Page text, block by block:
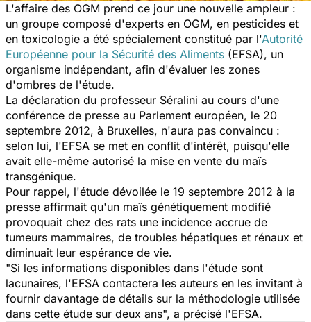
L'affaire des OGM prend ce jour une nouvelle ampleur :
un groupe composé d'experts en OGM, en pesticides et
en toxicologie a été spécialement constitué par l'Autorité
Européenne pour la Sécurité des Aliments (EFSA), un
organisme indépendant, afin d'évaluer les zones
d'ombres de l'étude.
La déclaration du professeur Séralini au cours d'une
conférence de presse au Parlement européen, le 20
septembre 2012, à Bruxelles, n'aura pas convaincu :
selon lui, l'EFSA se met en conflit d'intérêt, puisqu'elle
avait elle-même autorisé la mise en vente du maïs
transgénique.
Pour rappel, l'étude dévoilée le 19 septembre 2012 à la
presse affirmait qu'un maïs génétiquement modifié
provoquait chez des rats une incidence accrue de
tumeurs mammaires, de troubles hépatiques et rénaux et
diminuait leur espérance de vie.
"Si les informations disponibles dans l'étude sont
lacunaires, l'EFSA contactera les auteurs en les invitant à
fournir davantage de détails sur la méthodologie utilisée
dans cette étude sur deux ans", a précisé l'EFSA.